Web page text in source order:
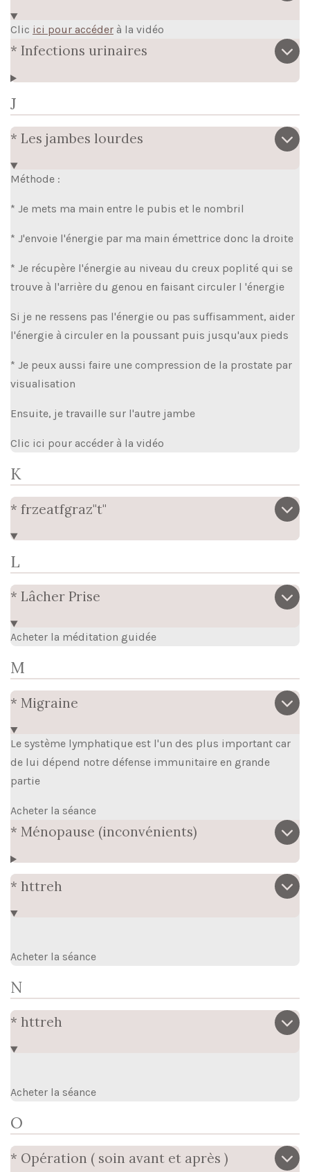
Clic ici pour accéder à la vidéo
* Infections urinaires
J
* Les jambes lourdes
Méthode :
* Je mets ma main entre le pubis et le nombril
* J'envoie l'énergie par ma main émettrice donc la droite
* Je récupère l'énergie au niveau du creux poplité qui se
trouve à l'arrière du genou en faisant circuler l 'énergie
Si je ne ressens pas l'énergie ou pas suffisamment, aider
l'énergie à circuler en la poussant puis jusqu'aux pieds
* Je peux aussi faire une compression de la prostate par
visualisation
Ensuite, je travaille sur l'autre jambe
Clic ici pour accéder à la vidéo
K
* frzeatfgraz"t"
L
* Lâcher Prise
Acheter la méditation guidée
M
* Migraine
Le système lymphatique est l'un des plus important car
de lui dépend notre défense immunitaire en grande
partie
Acheter la séance
* Ménopause (inconvénients)
* httreh
Acheter la séance
N
* httreh
Acheter la séance
O
* Opération ( soin avant et après )